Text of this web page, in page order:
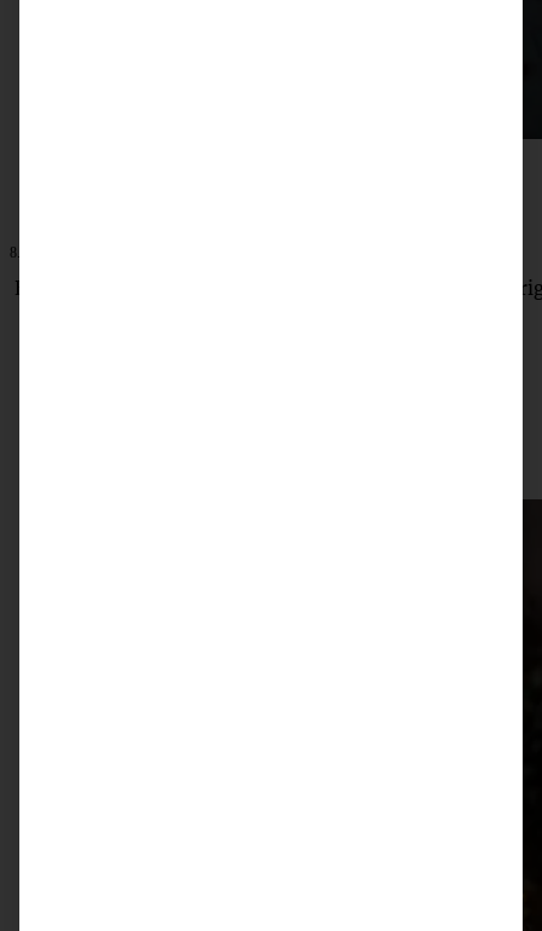
8. Dezember 2025
Einfache Cranberry-Orangen-Plätzchen – fruchtig,